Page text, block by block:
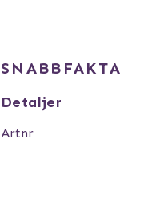
SNABBFAKTA
Detaljer
Artnr